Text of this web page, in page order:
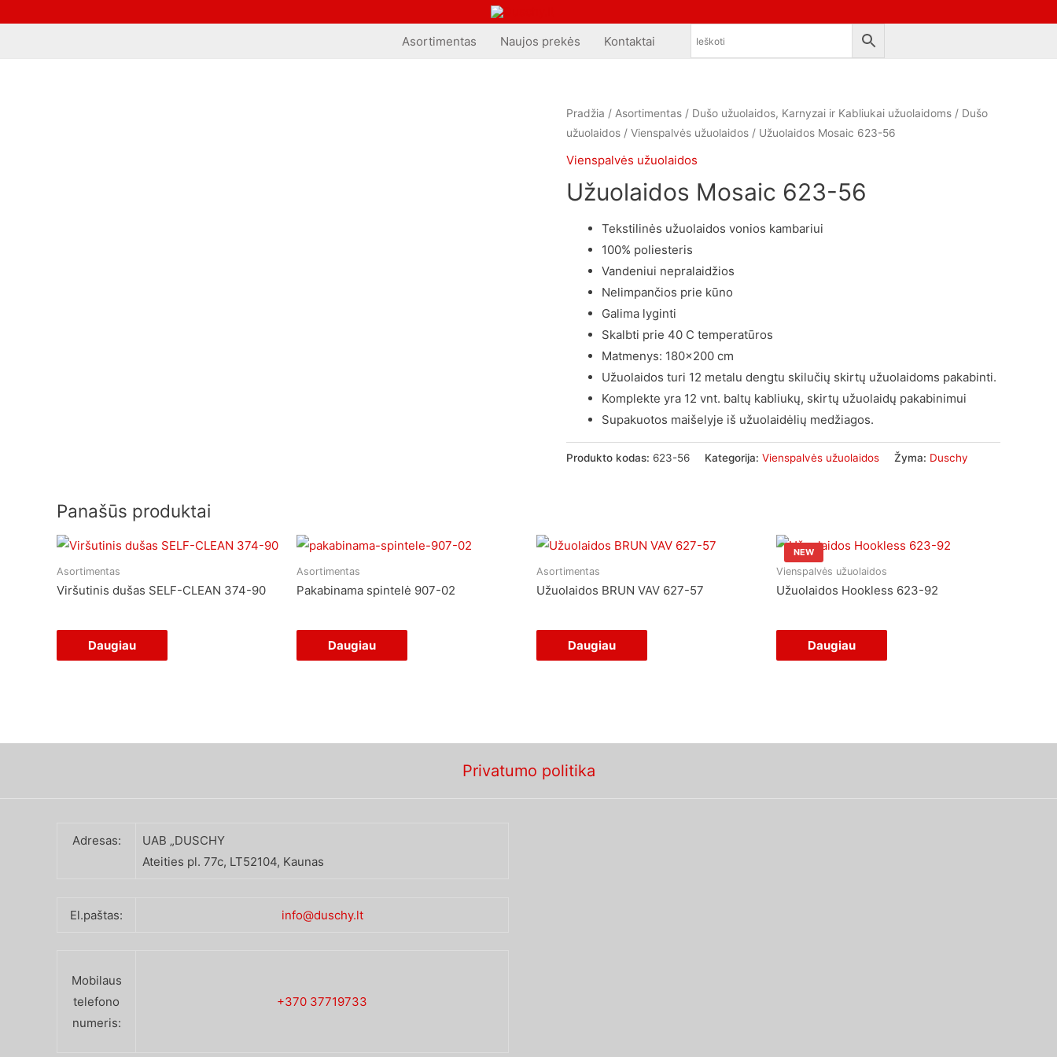
Asortimentas Naujos prekės Kontaktai
Pradžia / Asortimentas / Dušo užuolaidos, Karnyzai ir Kabliukai užuolaidoms / Dušo
užuolaidos / Vienspalvės užuolaidos / Užuolaidos Mosaic 623-56
Vienspalvės užuolaidos
Užuolaidos Mosaic 623-56
Tekstilinės užuolaidos vonios kambariui
100% poliesteris
Vandeniui nepralaidžios
Nelimpančios prie kūno
Galima lyginti
Skalbti prie 40 C temperatūros
Matmenys: 180×200 cm
Užuolaidos turi 12 metalu dengtu skilučių skirtų užuolaidoms pakabinti.
Komplekte yra 12 vnt. baltų kabliukų, skirtų užuolaidų pakabinimui
Supakuotos maišelyje iš užuolaidėlių medžiagos.
Produkto kodas: 623-56 Kategorija: Vienspalvės užuolaidos Žyma: Duschy
Panašūs produktai
Asortimentas
Viršutinis dušas SELF-CLEAN 374-90
Daugiau
Asortimentas
Pakabinama spintelė 907-02
Daugiau
Asortimentas
Užuolaidos BRUN VAV 627-57
Daugiau
NEW
Vienspalvės užuolaidos
Užuolaidos Hookless 623-92
Daugiau
Privatumo politika
Adresas:
UAB „DUSCHY
Ateities pl. 77c, LT52104, Kaunas
El.paštas: info@duschy.lt
Mobilaus
telefono
numeris:
+370 37719733